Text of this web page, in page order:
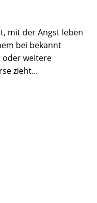
mit der Angst leben
bei bekannt
oder weitere
zieht...